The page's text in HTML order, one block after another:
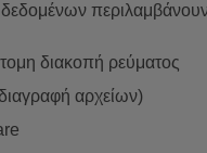
διακοπή ρεύματος
αρχείων)